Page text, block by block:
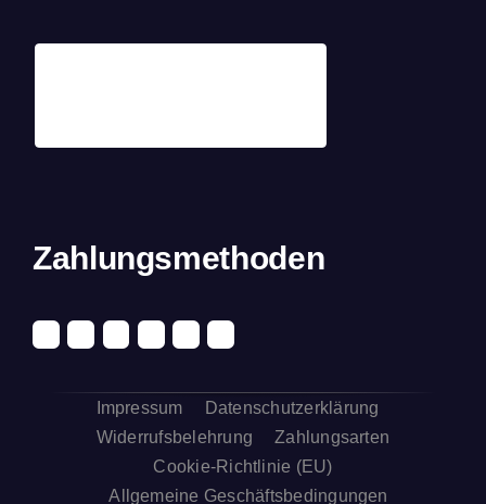
Zahlungsmethoden
Impressum
Datenschutzerklärung
Widerrufsbelehrung
Zahlungsarten
Cookie-Richtlinie (EU)
Allgemeine Geschäftsbedingungen